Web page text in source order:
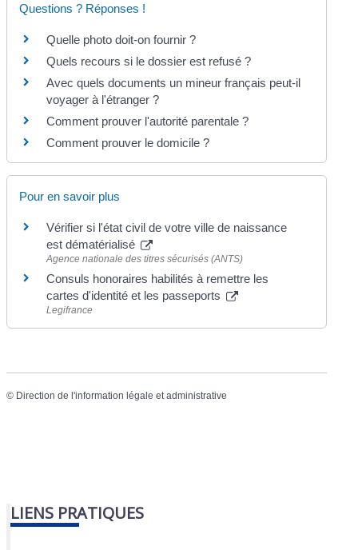
Questions ? Réponses !
Quelle photo doit-on fournir ?
Quels recours si le dossier est refusé ?
Avec quels documents un mineur français peut-il
voyager à l'étranger ?
Comment prouver l'autorité parentale ?
Comment prouver le domicile ?
Pour en savoir plus
Vérifier si l'état civil de votre ville de naissance
est dématérialisé
Agence nationale des titres sécurisés (ANTS)
Consuls honoraires habilités à remettre les
cartes d'identité et les passeports
Legifrance
© Direction de l'information légale et administrative
LIENS PRATIQUES